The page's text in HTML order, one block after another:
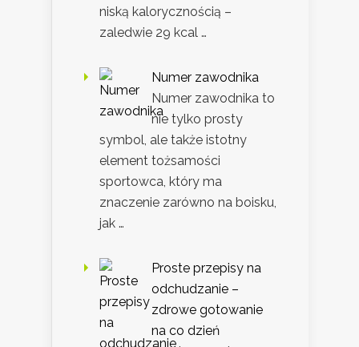
niską kalorycznością –
zaledwie 29 kcal …
Numer zawodnika
Numer zawodnika to
nie tylko prosty
symbol, ale także istotny
element tożsamości
sportowca, który ma
znaczenie zarówno na boisku,
jak …
Proste przepisy na
odchudzanie –
zdrowe gotowanie
na co dzień